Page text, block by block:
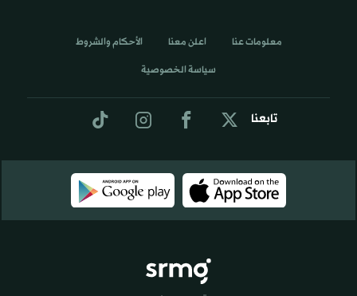
تابعنا
معلومات عنا اعلن معنا الأحكام والشروط
سياسة الخصوصية